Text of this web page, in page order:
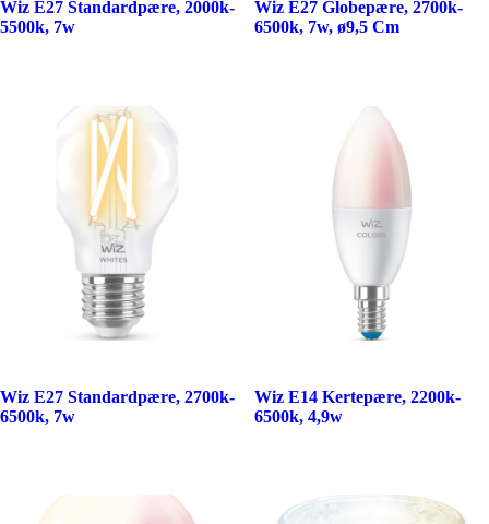
Wiz E27 Standardpære, 2000k-
5500k, 7w
Wiz E27 Globepære, 2700k-
6500k, 7w, ø9,5 Cm
Wiz E27 Standardpære, 2700k-
6500k, 7w
Wiz E14 Kertepære, 2200k-
6500k, 4,9w